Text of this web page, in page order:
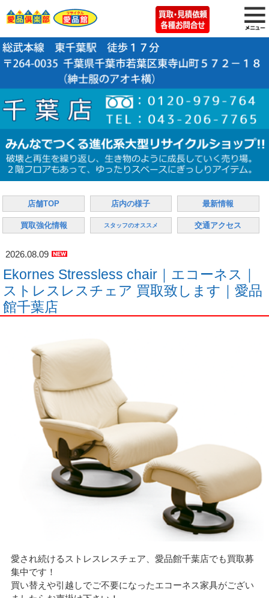
店舗TOP 店内の様子 最新情報
買取強化情報 スタッフのオススメ 交通アクセス
2026.08.09
Ekornes Stressless chair｜エコーネス｜
ストレスレスチェア 買取致します｜愛品
館千葉店
愛され続けるストレスレスチェア、愛品館千葉店でも買取募
集中です！
買い替えや引越しでご不要になったエコーネス家具がござい